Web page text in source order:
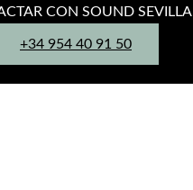
CON SOUND SEVILLA
+34 954 40 91 50